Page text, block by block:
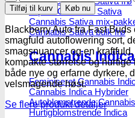
Top 10 Cannabis Sativa
Cannabis Sativa mix-
Cannabis Sativa bulk frø
Cannabis Indica
Feminiseret Cannabis
Cannabis Indica Hybrider
Autoblomstrende
Hurtigblomstrende Indica
Auto
Fem.
cannabis
frø
-
FastBuds
Seeds
antal
Tilføj til kurv Køb nu
Blackberry Auto fra Fast
smagfuld autoflowering sort,
smagsnuancer og en
kompakte størrelse og
både nye og erfarne dyrkere,
velsmagende høst.
Se flere produkt detaljer